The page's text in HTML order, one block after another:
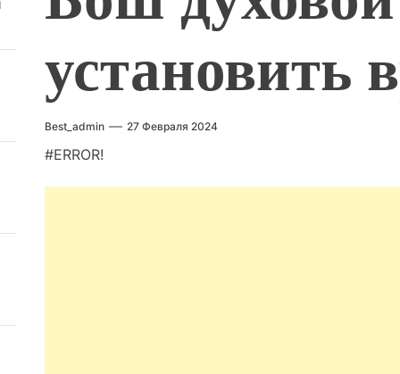
установить
Best_admin 27 Февраля 2024
#ERROR!